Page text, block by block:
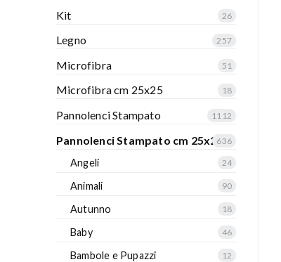
Kit 26
Legno 257
Microfibra 51
Microfibra cm 25x25 18
Pannolenci Stampato 1112
Pannolenci Stampato cm 25x25636
Angeli 24
Animali 90
Autunno 18
Baby 46
Bambole e Pupazzi 12